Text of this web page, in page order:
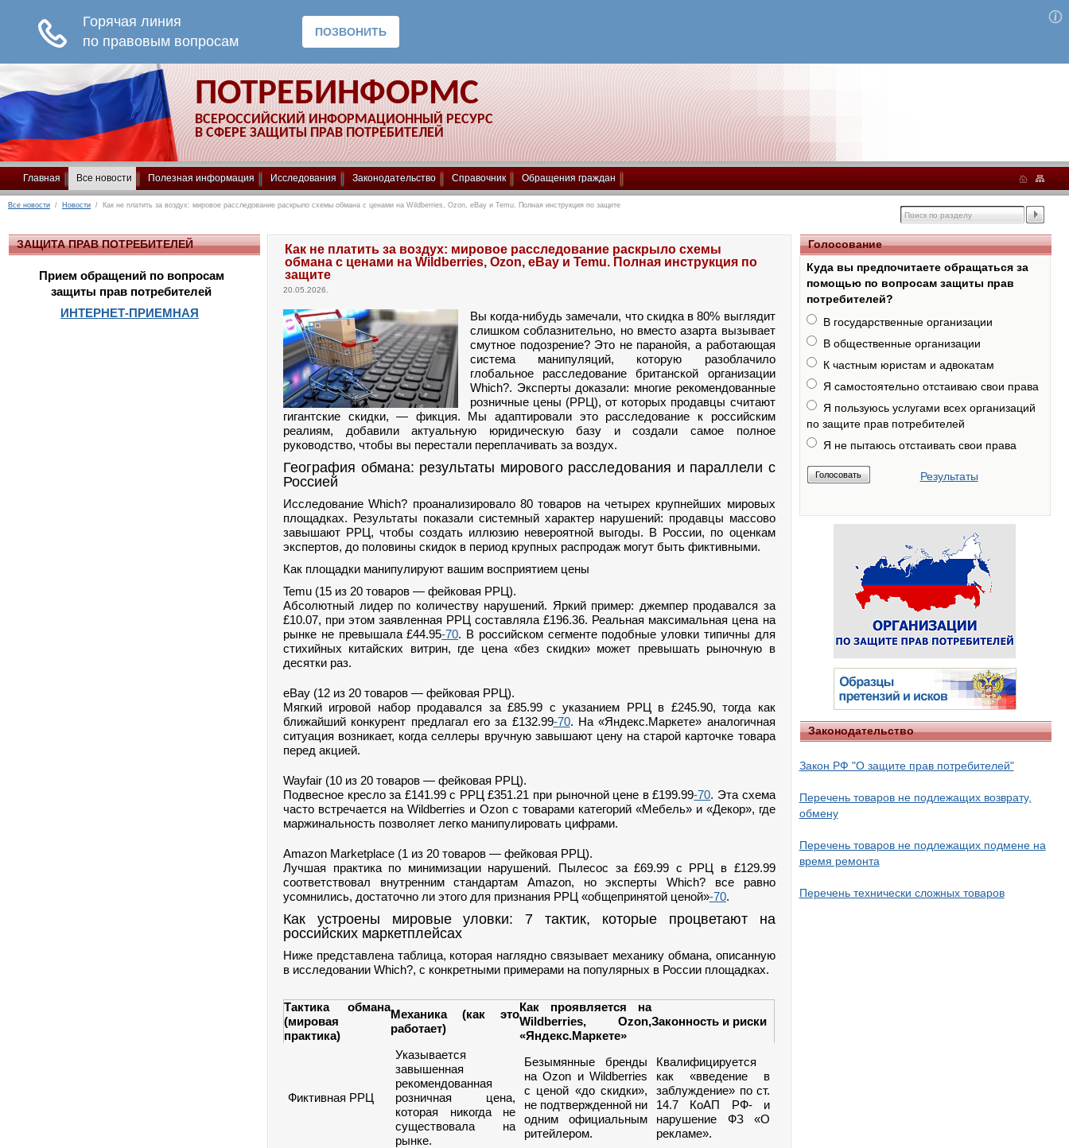
ПОТРЕБИНФОРМС
ВСЕРОССИЙСКИЙ ИНФОРМАЦИОННЫЙ РЕСУРС
В СФЕРЕ ЗАЩИТЫ ПРАВ ПОТРЕБИТЕЛЕЙ
Главная Все новости Полезная информация Исследования Законодательство Справочник Обращения граждан
Все новости / Новости / Как не платить за воздух: мировое расследование раскрыло схемы обмана с ценами на Wildberries, Ozon, eBay и Temu. Полная инструкция по защите
ЗАЩИТА ПРАВ ПОТРЕБИТЕЛЕЙ
Прием обращений по вопросам
защиты прав потребителей
ИНТЕРНЕТ-ПРИЕМНАЯ
Как не платить за воздух: мировое расследование раскрыло схемы
обмана с ценами на Wildberries, Ozon, eBay и Temu. Полная инструкция по
защите
20.05.2026.
Вы когда-нибудь замечали, что скидка в 80% выглядит
слишком соблазнительно, но вместо азарта вызывает
смутное подозрение? Это не паранойя, а работающая
система манипуляций, которую разоблачило
глобальное расследование британской организации
Which?. Эксперты доказали: многие рекомендованные
розничные цены (РРЦ), от которых продавцы считают
гигантские скидки, — фикция. Мы адаптировали это расследование к российским
реалиям, добавили актуальную юридическую базу и создали самое полное
руководство, чтобы вы перестали переплачивать за воздух.
География обмана: результаты мирового расследования и параллели с
Россией
Исследование Which? проанализировало 80 товаров на четырех крупнейших мировых
площадках. Результаты показали системный характер нарушений: продавцы массово
завышают РРЦ, чтобы создать иллюзию невероятной выгоды. В России, по оценкам
экспертов, до половины скидок в период крупных распродаж могут быть фиктивными.
Как площадки манипулируют вашим восприятием цены
Temu (15 из 20 товаров — фейковая РРЦ).
Абсолютный лидер по количеству нарушений. Яркий пример: джемпер продавался за
£10.07, при этом заявленная РРЦ составляла £196.36. Реальная максимальная цена на
рынке не превышала £44.95-70. В российском сегменте подобные уловки типичны для
стихийных китайских витрин, где цена «без скидки» может превышать рыночную в
десятки раз.
eBay (12 из 20 товаров — фейковая РРЦ).
Мягкий игровой набор продавался за £85.99 с указанием РРЦ в £245.90, тогда как
ближайший конкурент предлагал его за £132.99-70. На «Яндекс.Маркете» аналогичная
ситуация возникает, когда селлеры вручную завышают цену на старой карточке товара
перед акцией.
Wayfair (10 из 20 товаров — фейковая РРЦ).
Подвесное кресло за £141.99 с РРЦ £351.21 при рыночной цене в £199.99-70. Эта схема
часто встречается на Wildberries и Ozon с товарами категорий «Мебель» и «Декор», где
маржинальность позволяет легко манипулировать цифрами.
Amazon Marketplace (1 из 20 товаров — фейковая РРЦ).
Лучшая практика по минимизации нарушений. Пылесос за £69.99 с РРЦ в £129.99
соответствовал внутренним стандартам Amazon, но эксперты Which? все равно
усомнились, достаточно ли этого для признания РРЦ «общепринятой ценой»-70.
Как устроены мировые уловки: 7 тактик, которые процветают на
российских маркетплейсах
Ниже представлена таблица, которая наглядно связывает механику обмана, описанную
в исследовании Which?, с конкретными примерами на популярных в России площадках.
Тактика обмана
(мировая
практика)
Механика (как это
работает)
Как проявляется на
Wildberries, Ozon,
«Яндекс.Маркете»
Законность и риски
Фиктивная РРЦ
Указывается
завышенная
рекомендованная
розничная цена,
которая никогда не
существовала на
рынке.
Безымянные бренды
на Ozon и Wildberries
с ценой «до скидки»,
не подтвержденной ни
одним официальным
ритейлером.
Квалифицируется
как «введение в
заблуждение» по ст.
14.7 КоАП РФ- и
нарушение ФЗ «О
рекламе».
Голосование
Куда вы предпочитаете обращаться за
помощью по вопросам защиты прав
потребителей?
В государственные организации
В общественные организации
К частным юристам и адвокатам
Я самостоятельно отстаиваю свои права
Я пользуюсь услугами всех организаций
по защите прав потребителей
Я не пытаюсь отстаивать свои права
Результаты
Законодательство
Закон РФ "О защите прав потребителей"
Перечень товаров не подлежащих возврату,
обмену
Перечень товаров не подлежащих подмене на
время ремонта
Перечень технически сложных товаров